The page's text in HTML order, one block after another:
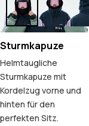
Sturmkapuze
Helmtaugliche
Sturmkapuze mit
Kordelzug vorne und
hinten für den
perfekten Sitz.